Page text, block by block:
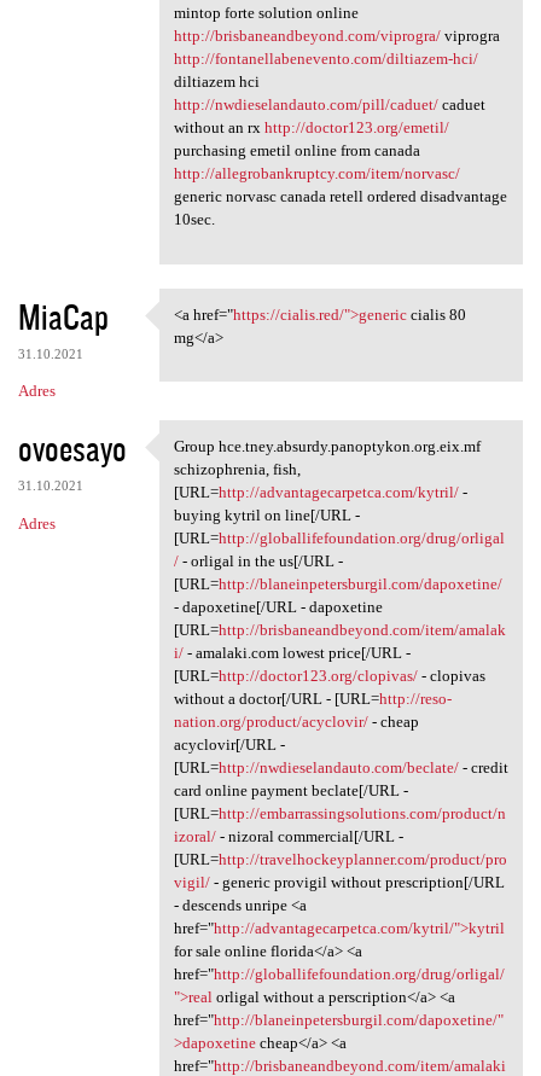
mintop forte solution online
http://brisbaneandbeyond.com/viprogra/viprogra
http://fontanellabenevento.com/diltiazem-hci/
diltiazem hci
http://nwdieselandauto.com/pill/caduet/caduet
without an rx http://doctor123.org/emetil/
purchasing emetil online from canada
http://allegrobankruptcy.com/item/norvasc/
generic norvasc canada retell ordered disadvantage
10sec.
MiaCap
31.10.2021
Adres
<a href="https://cialis.red/"
<a href="https://cialis.red/">genericcialis 80
mg</a>
ovoesayo
31.10.2021
Adres
Group hce.tney.absurdy
Group hce.tney.absurdy.panoptykon.org.eix.mf
schizophrenia, fish,
[URL=http://advantagecarpetca.com/kytril/-
buying kytril on line[/URL -
[URL=http://globallifefoundation.org/drug/orligal
/- orligal in the us[/URL -
[URL=http://blaneinpetersburgil.com/dapoxetine/
- dapoxetine[/URL - dapoxetine
[URL=http://brisbaneandbeyond.com/item/amalak
i/- amalaki.com lowest price[/URL -
[URL=http://doctor123.org/clopivas/- clopivas
without a doctor[/URL - [URL=http://reso-
nation.org/product/acyclovir/- cheap
acyclovir[/URL -
[URL=http://nwdieselandauto.com/beclate/- credit
card online payment beclate[/URL -
[URL=http://embarrassingsolutions.com/product/n
izoral/- nizoral commercial[/URL -
[URL=http://travelhockeyplanner.com/product/pro
vigil/- generic provigil without prescription[/URL
- descends unripe <a
href="http://advantagecarpetca.com/kytril/">kytril
for sale online florida</a> <a
href="http://globallifefoundation.org/drug/orligal/
">realorligal without a perscription</a> <a
href="http://blaneinpetersburgil.com/dapoxetine/"
>dapoxetinecheap</a> <a
href="http://brisbaneandbeyond.com/item/amalaki